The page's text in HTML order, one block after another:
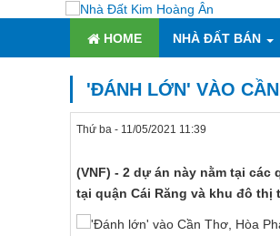
HOME NHÀ ĐẤT BÁN
'ĐÁNH LỚN' VÀO
Thứ ba - 11/05/2021 11:39
(VNF) - 2 dự án này nằm tại
tại quận Cái Răng và khu đô thị